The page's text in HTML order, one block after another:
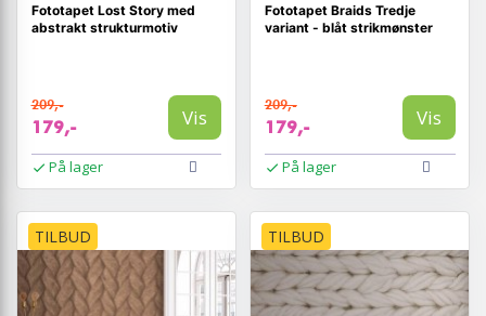
Fototapet Lost Story med
abstrakt strukturmotiv
209,-
179,- Vis
På lager
Fototapet Braids Tredje
variant - blåt strikmønster
209,-
179,- Vis
På lager
TILBUD TILBUD